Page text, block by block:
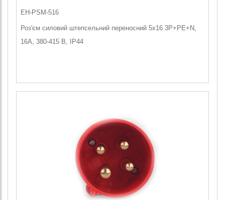
EH-PSM-516
Роз'єм силовий штепсельний переносний 5x16 3P+PE+N,
16А, 380-415 В, IP44